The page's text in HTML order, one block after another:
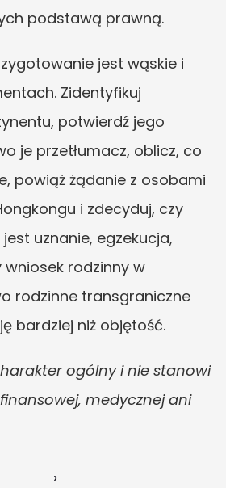
podstawą prawną.
jest wąskie i
Zidentyfikuj
potwierdź jego
je przetłumacz, oblicz, co
powiąż żądanie z osobami
i zdecyduj, czy
uznanie, egzekucja,
rodzinny w
rodzinne transgraniczne
bardziej niż objętość.
ogólny i nie stanowi
medycznej ani
›